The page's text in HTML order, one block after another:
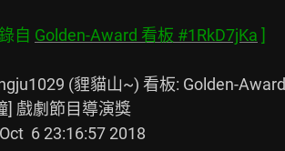
自 Golden-Award 看板 #1RkD7jKa
(貍貓山~) 看板: Golden-Award
] 戲劇節目導演獎
6 23:16:57 2018